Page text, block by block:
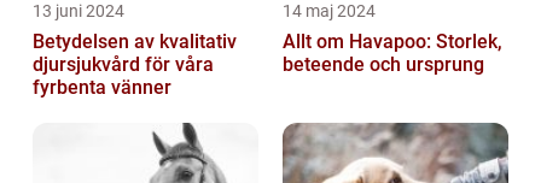
13 juni 2024
Betydelsen av kvalitativ
djursjukvård för våra
fyrbenta vänner
14 maj 2024
Allt om Havapoo: Storlek,
beteende och ursprung